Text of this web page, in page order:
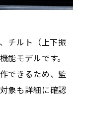
チルト（上下振
能モデルです。
できるため、監
象も詳細に確認